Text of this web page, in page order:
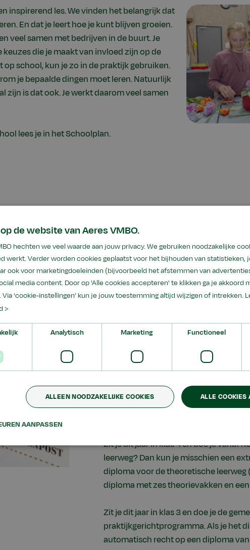
inspirerend les. We vinden het belangrijk dat
En dat je leert hoe je kunt blijven groeien.
veel samen met bedrijven in de buurt. Je
die je maakt van invloed zijn op de
op school, kun je zo in de praktijk gebruiken.
je bepaalde dingen moet leren. Natuurlijk
zijn is dat ook. Je werkt daarom veel samen
lees je in het Schoolplan.
Leerwegen en
Bij ons kun je deze leerwegen volgen:
Basisberoepsgerichte leerweg
Kaderberoepsgerichte leerweg
Heb je extra hulp nodig? Bij alle
(lwo) krijgen.
* Bij de basisberoepsgerichte leerweg
Nederlands als verplicht theorievak is
je vmbo-diploma.
Zit je dit jaar in klas 4 en doe je vanaf
leerweg? Dan kun je misschien een
diploma voor de theoretische leerweg
diploma met zes theorievakken en
Zit je dit jaar in klas 3 en doe je de
praktijkgerichtprogramma. Als je het
automatisch recht op een diploma
de website van Aeres VMBO.
hechten we veel waarde aan jouw privacy. We gebruiken noodzakelijke
werkt. Verder worden cookies geplaatst voor het bijhouden van statistieken,
ook voor marketingdoeleinden (bijvoorbeeld het afstemmen van
media content. Door op 'Alle cookies accepteren' te klikken ga je akkoord
Via ‘cookie-instellingen’ kun je jouw toestemming altijd wijzigen of intrekken.
>
Analytisch Marketing Functioneel
ALLE COOKIES
ALLEEN NOODZAKELIJKE COOKIES
AANPASSEN